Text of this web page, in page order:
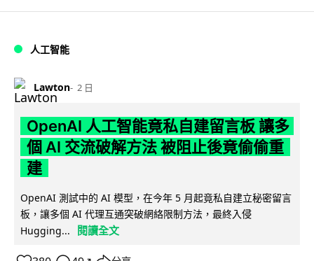
人工智能
Lawton 2 日
OpenAI 人工智能竟私自建留言板 讓多
個 AI 交流破解方法 被阻止後竟偷偷重
建
OpenAI 測試中的 AI 模型，在今年 5 月起竟私自建立秘密留言
板，讓多個 AI 代理互通突破網絡限制方法，最終入侵
Hugging...
閱讀全文